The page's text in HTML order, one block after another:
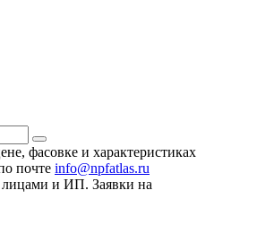
фасовке и характеристиках
почте info@npfatlas.ru
лицами и ИП. Заявки на